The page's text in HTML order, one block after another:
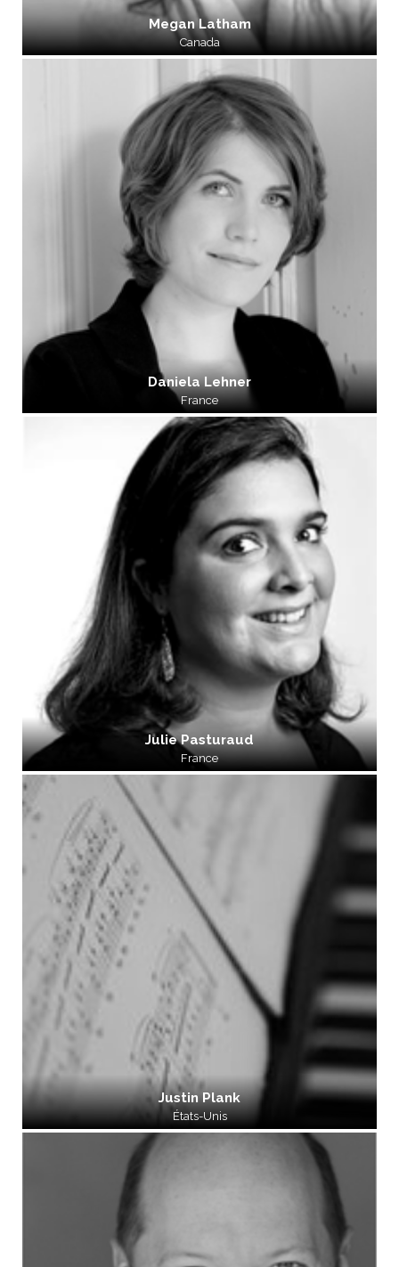
Megan Latham
Canada
Daniela Lehner
France
Julie Pasturaud
France
Justin Plank
États-Unis